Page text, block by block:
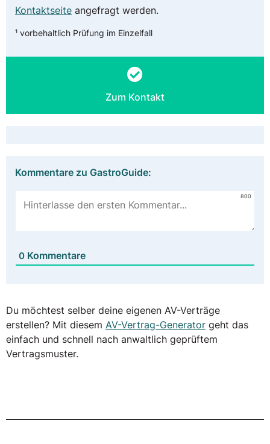
Kontaktseite angefragt werden.
¹ vorbehaltlich Prüfung im Einzelfall
Zum Kontakt
Kommentare zu GastroGuide:
800
0 Kommentare
Du möchtest selber deine eigenen AV-Verträge
erstellen? Mit diesem AV-Vertrag-Generator geht das
einfach und schnell nach anwaltlich geprüftem
Vertragsmuster.